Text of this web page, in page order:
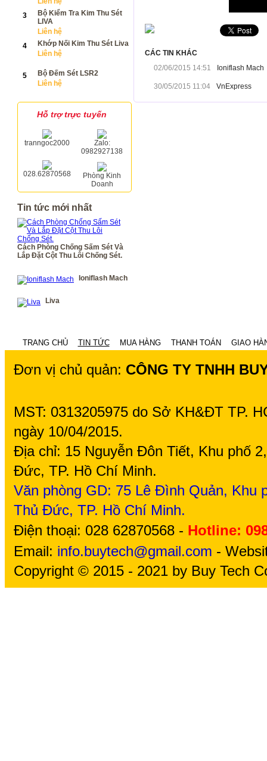
CÁC TIN KHÁC
02/06/2015 14:51
Ioniflash Mach
30/05/2015 11:04 VnExpress
3
Bộ Kiểm Tra Kim Thu Sét
LIVA
Liên hệ
4
Khớp Nối Kim Thu Sét Liva
Liên hệ
5
Bộ Đếm Sét LSR2
Liên hệ
Hỗ trợ trực tuyến
tranngoc2000
Zalo:
0982927138
028.62870568
Phòng Kinh
Doanh
Tin tức mới nhất
Cách Phòng Chống Sấm Sét Và
Lắp Đặt Cột Thu Lôi Chống Sét.
Ioniflash Mach
Liva
TRANG CHỦ TIN TỨC MUA HÀNG THANH TOÁN GIAO
Đơn vị chủ quản: CÔNG TY TNHH
MST: 0313205975 do Sở KH&ĐT TP.
ngày 10/04/2015.
Địa chỉ: 15 Nguyễn Đôn Tiết, Khu phố
Đức, TP. Hồ Chí Minh.
Văn phòng GD: 75 Lê Đình Quản, Khu
Thủ Đức, TP. Hồ Chí Minh.
Điện thoại: 028 62870568 - Hotline:
Email: info.buytech@gmail.com -
Copyright © 2015 - 2021 by Buy Tech